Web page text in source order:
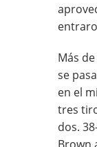
Más
se
en el
tres
dos.